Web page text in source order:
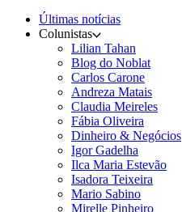
Últimas notícias
Colunistas
Lilian Tahan
Blog do Noblat
Carlos Carone
Andreza Matais
Claudia Meireles
Fábia Oliveira
Dinheiro & Negócios
Igor Gadelha
Ilca Maria Estevão
Isadora Teixeira
Mario Sabino
Mirelle Pinheiro